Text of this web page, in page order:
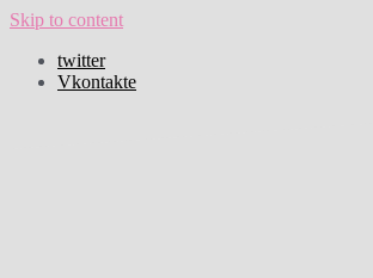
Skip to content
twitter
Vkontakte